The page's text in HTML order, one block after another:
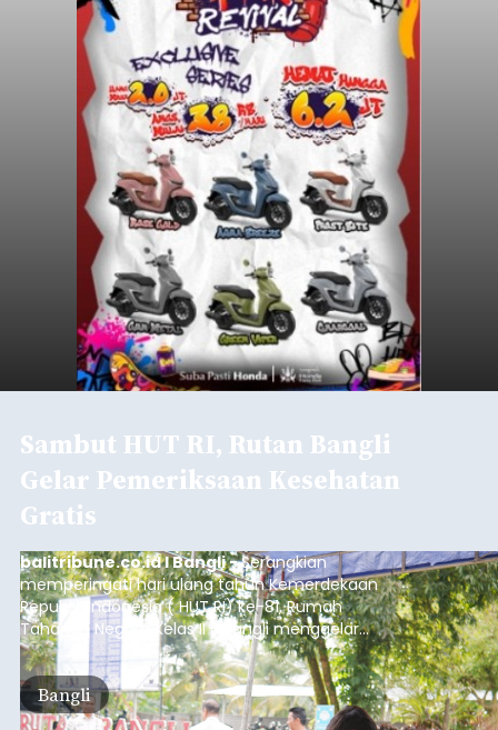
Sambut HUT RI, Rutan Bangli
Gelar Pemeriksaan Kesehatan
Gratis
balitribune.co.id I Bangli -Serangkian
memperingati hari ulang tahun Kemerdekaan
Republik Indonesia ( HUT RI) ke-81, Rumah
Tahanan Negara Kelas II B Bangli menggelar
kegiatan pemeriksaan kesehatan gratis, Rabu
(6/8/2026).
Bangli